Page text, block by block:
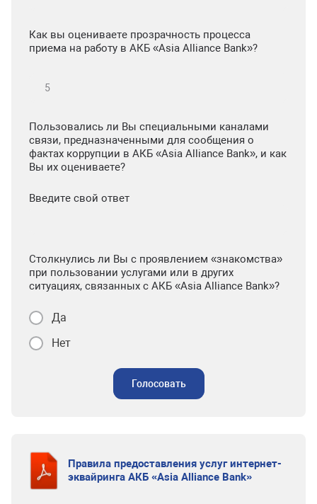
Как вы оцениваете прозрачность процесса
приема на работу в АКБ «Asia Alliance Bank»?
Пользовались ли Вы специальными каналами
связи, предназначенными для сообщения о
фактах коррупции в АКБ «Asia Alliance Bank», и как
Вы их оцениваете?
Введите свой ответ
Столкнулись ли Вы с проявлением «знакомства»
при пользовании услугами или в других
ситуациях, связанных с АКБ «Asia Alliance Bank»?
Да
Нет
Голосовать
Правила предоставления услуг интернет-
эквайринга АКБ «Asia Alliance Bank»